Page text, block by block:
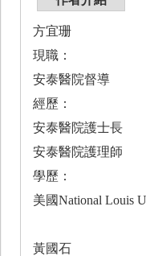
方宜珊
現職：
安泰醫院督導
經歷：
安泰醫院護士長
安泰醫院護理師
學歷：
美國National Louis
黃國石